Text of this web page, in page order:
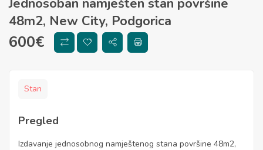
Jednosoban namješten stan površine
48m2, New City, Podgorica
600€
Stan
Pregled
Izdavanje jednosobnog namještenog stana površine 48m2,